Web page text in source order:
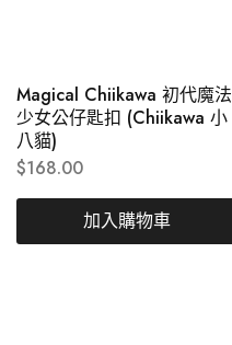
Magical Chiikawa 初代魔法
少女公仔匙扣 (Chiikawa 小
八貓)
$168.00
加入購物車